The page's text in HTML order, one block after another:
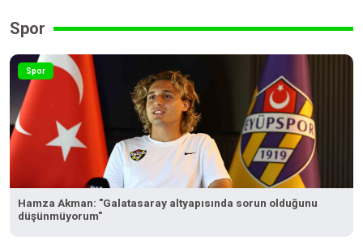
Spor
Spor
Hamza Akman: "Galatasaray altyapısında sorun olduğunu
düşünmüyorum"